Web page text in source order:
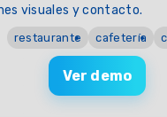
visuales y contacto.
restaurante cafetería
Ver demo